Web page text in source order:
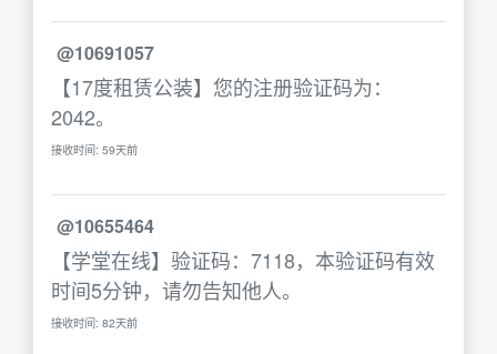
@10691057
【17度租赁公装】您的注册验证码为：
2042。
接收时间: 59天前
@10655464
【学堂在线】验证码：7118，本验证码有效
时间5分钟，请勿告知他人。
接收时间: 82天前